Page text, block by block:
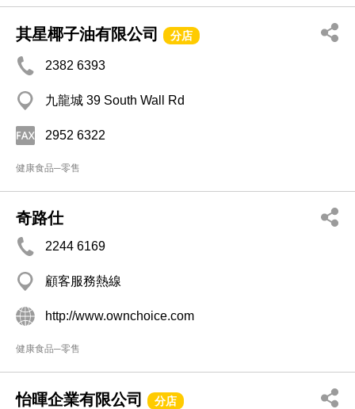
其星椰子油有限公司 分店
2382 6393
九龍城 39 South Wall Rd
2952 6322
健康食品─零售
奇路仕
2244 6169
顧客服務熱線
http://www.ownchoice.com
健康食品─零售
怡暉企業有限公司 分店